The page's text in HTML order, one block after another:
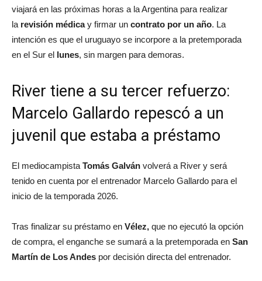
viajará en las próximas horas a la Argentina para realizar
la revisión médicay firmar un contrato por un año. La
intención es que el uruguayo se incorpore a la pretemporada
en el Sur el lunes, sin margen para demoras.
River tiene a su tercer refuerzo:
Marcelo Gallardo repescó a un
juvenil que estaba a préstamo
El mediocampista Tomás Galván volverá a River y será
tenido en cuenta por el entrenador Marcelo Gallardo para el
inicio de la temporada 2026.
Tras finalizar su préstamo en Vélez, que no ejecutó la opción
de compra, el enganche se sumará a la pretemporada en San
Martín de Los Andes por decisión directa del entrenador.